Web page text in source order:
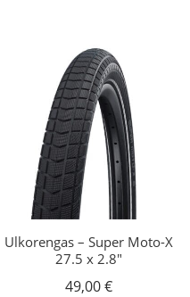
Ulkorengas – Super Moto-X
27.5 x 2.8″
49,00€